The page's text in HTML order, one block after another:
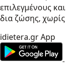
επιλεγμένους
δια ζώσης, χωρίς
idietera.gr App